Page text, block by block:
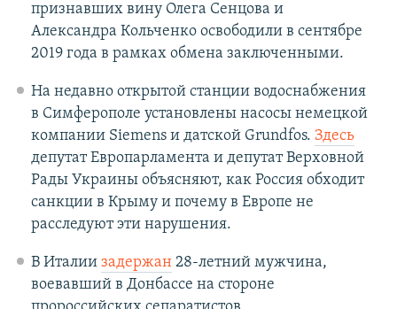
признавших вину Олега Сенцова и
Александра Кольченко освободили в сентябре
2019 года в рамках обмена заключенными.
На недавно открытой станции водоснабжения
в Симферополе установлены насосы немецкой
компании Siemens и датской Grundfos. Здесь
депутат Европарламента и депутат Верховной
Рады Украины объясняют, как Россия обходит
санкции в Крыму и почему в Европе не
расследуют эти нарушения.
В Италии задержан28-летний мужчина,
воевавший в Донбассе на стороне